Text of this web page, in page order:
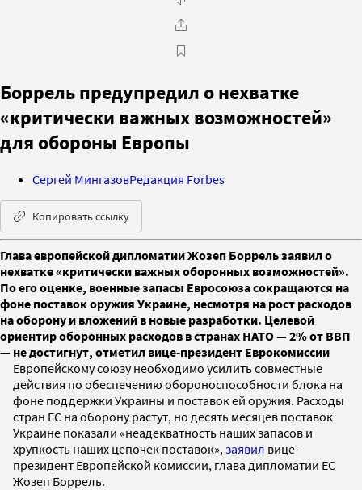
Боррель предупредил о нехватке
«критически важных возможностей»
для обороны Европы
Сергей МингазовРедакция Forbes
Копировать ссылку
Глава европейской дипломатии Жозеп Боррель заявил о
нехватке «критически важных оборонных возможностей».
По его оценке, военные запасы Евросоюза сокращаются на
фоне поставок оружия Украине, несмотря на рост расходов
на оборону и вложений в новые разработки. Целевой
ориентир оборонных расходов в странах НАТО — 2% от ВВП
— не достигнут, отметил вице-президент Еврокомиссии
Европейскому союзу необходимо усилить совместные
действия по обеспечению обороноспособности блока на
фоне поддержки Украины и поставок ей оружия. Расходы
стран ЕС на оборону растут, но десять месяцев поставок
Украине показали «неадекватность наших запасов и
хрупкость наших цепочек поставок», заявил вице-
президент Европейской комиссии, глава дипломатии ЕС
Жозеп Боррель.